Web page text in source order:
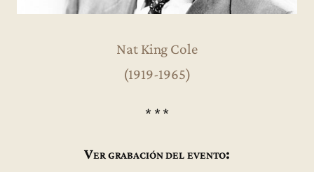
Nat King Cole
(1919-1965)
* * *
Ver grabación del evento: